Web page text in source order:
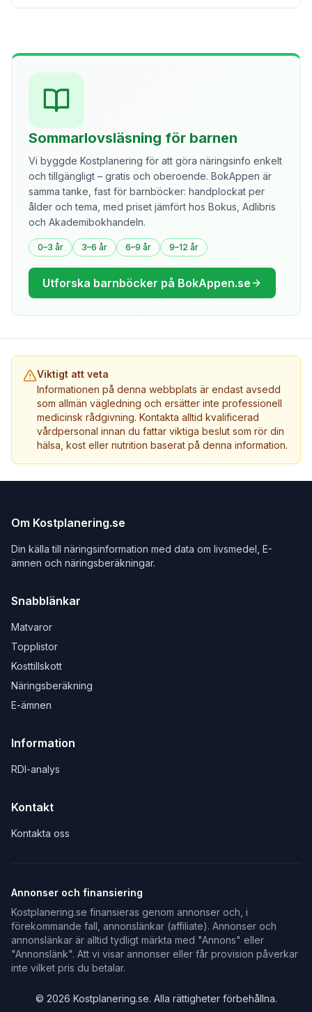
Sommarlovsläsning för barnen
Vi byggde Kostplanering för att göra näringsinfo enkelt
och tillgängligt – gratis och oberoende. BokAppen är
samma tanke, fast för barnböcker: handplockat per
ålder och tema, med priset jämfört hos Bokus, Adlibris
och Akademibokhandeln.
0–3 år 3–6 år 6–9 år 9–12 år
Utforska barnböcker på BokAppen.se
Viktigt att veta
Informationen på denna webbplats är endast avsedd
som allmän vägledning och ersätter inte professionell
medicinsk rådgivning. Kontakta alltid kvalificerad
vårdpersonal innan du fattar viktiga beslut som rör din
hälsa, kost eller nutrition baserat på denna information.
Om Kostplanering.se
Din källa till näringsinformation med data om livsmedel, E-
ämnen och näringsberäkningar.
Snabblänkar
Matvaror
Topplistor
Kosttillskott
Näringsberäkning
E-ämnen
Information
RDI-analys
Kontakt
Kontakta oss
Annonser och finansiering
Kostplanering.se finansieras genom annonser och, i
förekommande fall, annonslänkar (affiliate). Annonser och
annonslänkar är alltid tydligt märkta med "Annons" eller
"Annonslänk". Att vi visar annonser eller får provision påverkar
inte vilket pris du betalar.
© 2026 Kostplanering.se. Alla rättigheter förbehållna.